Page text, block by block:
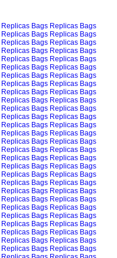
Replicas Bags Replicas Bags
Replicas Bags Replicas Bags
Replicas Bags Replicas Bags
Replicas Bags Replicas Bags
Replicas Bags Replicas Bags
Replicas Bags Replicas Bags
Replicas Bags Replicas Bags
Replicas Bags Replicas Bags
Replicas Bags Replicas Bags
Replicas Bags Replicas Bags
Replicas Bags Replicas Bags
Replicas Bags Replicas Bags
Replicas Bags Replicas Bags
Replicas Bags Replicas Bags
Replicas Bags Replicas Bags
Replicas Bags Replicas Bags
Replicas Bags Replicas Bags
Replicas Bags Replicas Bags
Replicas Bags Replicas Bags
Replicas Bags Replicas Bags
Replicas Bags Replicas Bags
Replicas Bags Replicas Bags
Replicas Bags Replicas Bags
Replicas Bags Replicas Bags
Replicas Bags Replicas Bags
Replicas Bags Replicas Bags
Replicas Bags Replicas Bags
Replicas Bags Replicas Bags